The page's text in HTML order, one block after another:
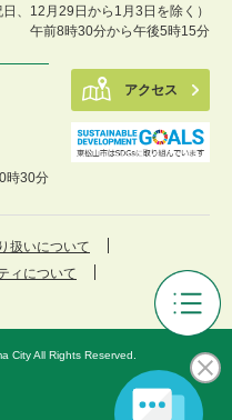
サ
ル
紹
日、12月29日から1月3日を除く）
午前8時30分から午後5時15分
時30分
アクセス
扱いについて
ィについて
City All Rights Reserved.